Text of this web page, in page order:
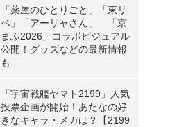
「薬屋のひとりごと」「東リ
ベ」「アーリャさん」…「京
まふ2026」コラボビジュアル
公開！グッズなどの最新情報
も
「宇宙戦艦ヤマト2199」人気
投票企画が開始！あたなの好
きなキャラ・メカは？【2199